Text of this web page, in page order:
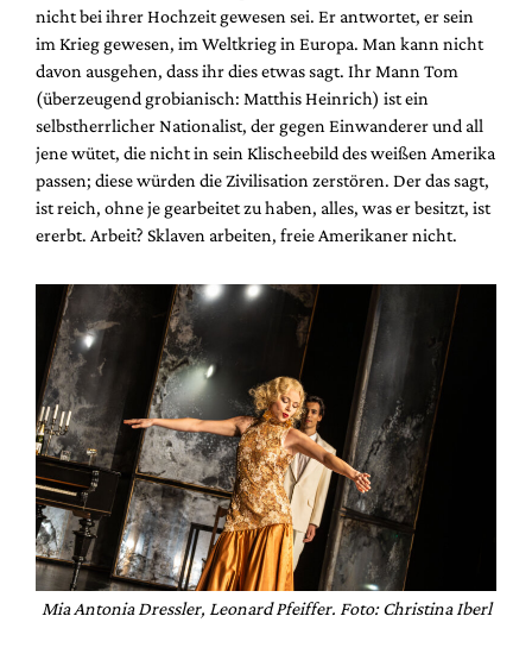
nicht bei ihrer Hochzeit gewesen sei. Er antwortet, er sein
im Krieg gewesen, im Weltkrieg in Europa. Man kann nicht
davon ausgehen, dass ihr dies etwas sagt. Ihr Mann Tom
(überzeugend grobianisch: Matthis Heinrich) ist ein
selbstherrlicher Nationalist, der gegen Einwanderer und all
jene wütet, die nicht in sein Klischeebild des weißen Amerika
passen; diese würden die Zivilisation zerstören. Der das sagt,
ist reich, ohne je gearbeitet zu haben, alles, was er besitzt, ist
ererbt. Arbeit? Sklaven arbeiten, freie Amerikaner nicht.
Mia Antonia Dressler, Leonard Pfeiffer. Foto: Christina Iberl